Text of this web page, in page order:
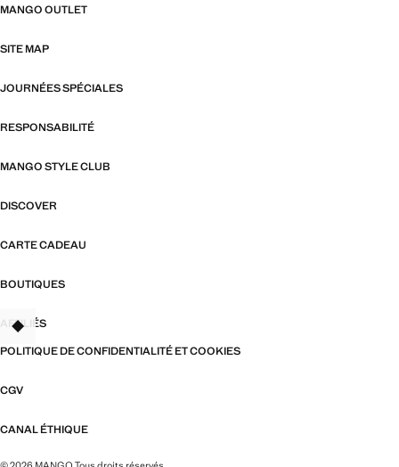
MANGO OUTLET
SITE MAP
JOURNÉES SPÉCIALES
RESPONSABILITÉ
MANGO STYLE CLUB
DISCOVER
CARTE CADEAU
BOUTIQUES
AFFILIÉS
POLITIQUE DE CONFIDENTIALITÉ ET COOKIES
CGV
CANAL ÉTHIQUE